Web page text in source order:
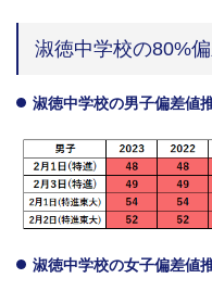
淑徳中学校の80%
淑徳中学校の男子偏差値
淑徳中学校の女子偏差値